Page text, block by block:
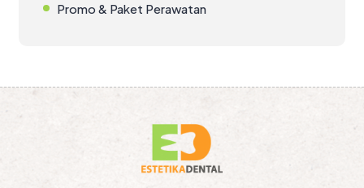
Promo & Paket Perawatan